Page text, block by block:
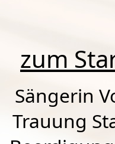
zum
Sängerin
Trauung